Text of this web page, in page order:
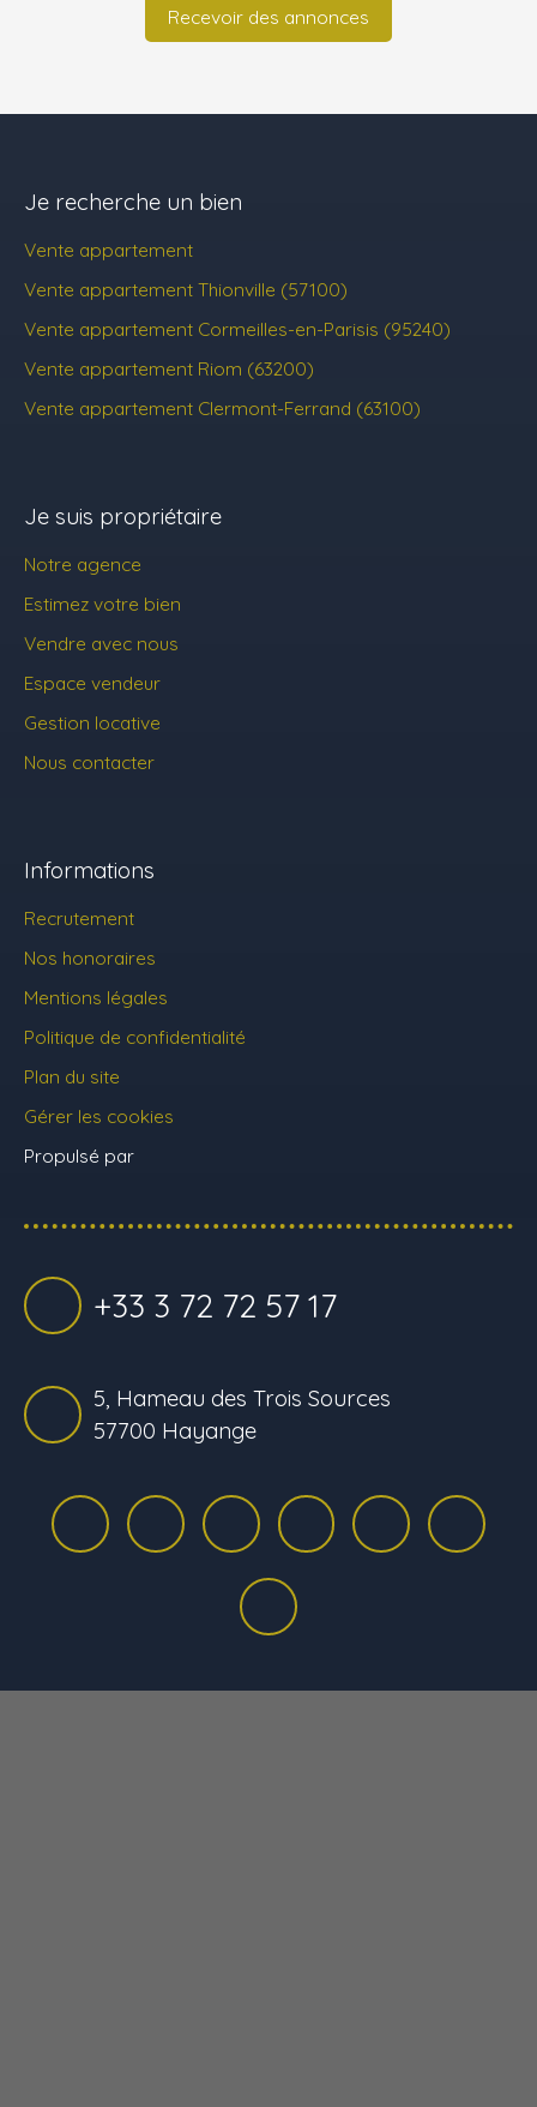
Recevoir des annonces
Je recherche un bien
Vente appartement
Vente appartement Thionville (57100)
Vente appartement Cormeilles-en-Parisis (95240)
Vente appartement Riom (63200)
Vente appartement Clermont-Ferrand (63100)
Je suis propriétaire
Notre agence
Estimez votre bien
Vendre avec nous
Espace vendeur
Gestion locative
Nous contacter
Informations
Recrutement
Nos honoraires
Mentions légales
Politique de confidentialité
Plan du site
Gérer les cookies
Propulsé par
+33 3 72 72 57 17
5, Hameau des Trois Sources
57700 Hayange